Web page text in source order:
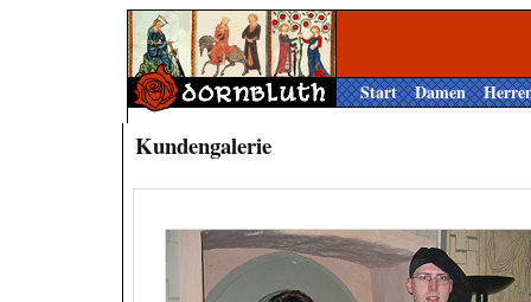
Start Damen
Kundengalerie